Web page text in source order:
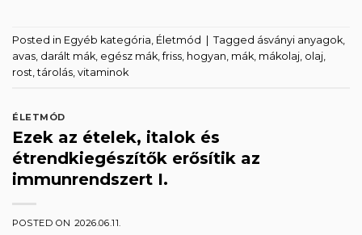
Posted in Egyéb kategória, Életmód Tagged ásványi anyagok,
avas, darált mák, egész mák,friss, hogyan, mák, mákolaj, olaj,
rost,tárolás, vitaminok
ÉLETMÓD
Ezek az ételek, italok és
étrendkiegészítők erősítik az
immunrendszert I.
POSTED ON 2026.06.11.